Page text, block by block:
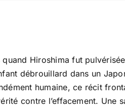
Hiroshima fut
débrouillard dans un
humaine, ce récit
contre l’effacement. Une